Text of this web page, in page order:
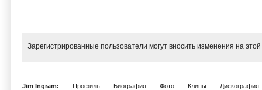
Зарегистрированные пользователи могут вносить изменения на
Jim Ingram: Профиль Биография Фото Клипы Дискография